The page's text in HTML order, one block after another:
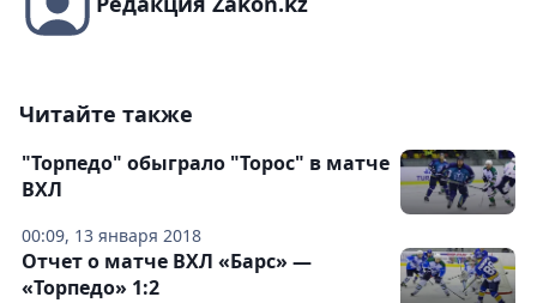
Читайте также
00:09, 13 января 2018
"Торпедо" обыграло "Торос" в матче
ВХЛ
Отчет о матче ВХЛ «Барс» —
«Торпедо» 1:2